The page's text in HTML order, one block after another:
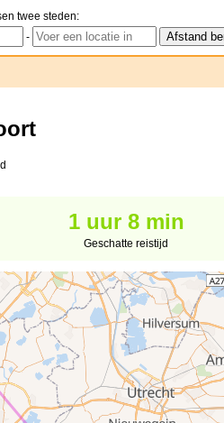
twee steden:
-
1 uur 8 min
Geschatte reistijd